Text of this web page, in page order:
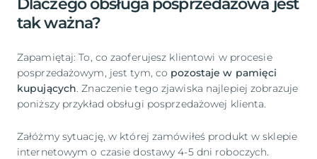
Dlaczego obsługa posprzedażowa jest
tak ważna?
Zapamiętaj: To, co zaoferujesz klientowi w procesie
posprzedażowym, jest tym, co pozostaje w pamięci
kupujących. Znaczenie tego zjawiska najlepiej zobrazuje
poniższy przykład obsługi posprzedażowej klienta.
Załóżmy sytuację, w której zamówiłeś produkt w sklepie
internetowym o czasie dostawy 4-5 dni roboczych.